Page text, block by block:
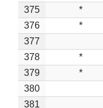
375
*
376
*
377
378
*
379
*
380
381